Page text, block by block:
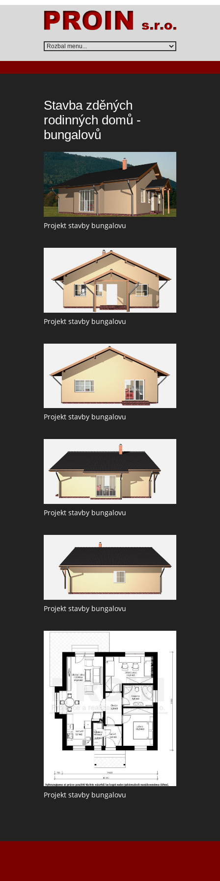
Stavba zděných
rodinných domů -
bungalovů
Projekt stavby bungalovu
Projekt stavby bungalovu
Projekt stavby bungalovu
Projekt stavby bungalovu
Projekt stavby bungalovu
Projekt stavby bungalovu